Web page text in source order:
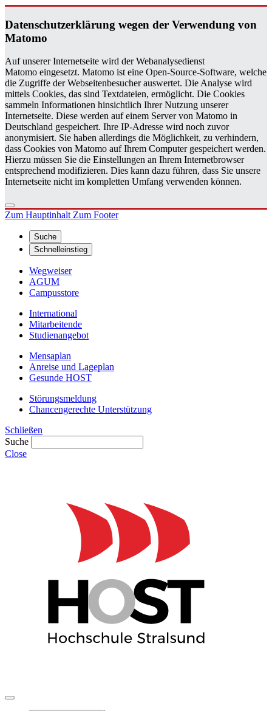
Da­ten­schutz­er­klä­rung wegen der Ver­wen­dung von
Ma­to­mo
Auf unserer Internetseite wird der Webanalysedienst
Matomo eingesetzt. Matomo ist eine Open-Source-Software, welche
die Zugriffe der Webseitenbesucher auswertet. Die Analyse wird
mittels Cookies, das sind Textdateien, ermöglicht. Die Cookies
sammeln Informationen hinsichtlich Ihrer Nutzung unserer
Internetseite. Diese werden auf einem Server von Matomo in
Deutschland gespeichert. Ihre IP-Adresse wird noch zuvor
anonymisiert. Sie haben allerdings die Möglichkeit, zu verhindern,
dass Cookies von Matomo auf Ihrem Computer gespeichert werden.
Hierzu müssen Sie die Einstellungen an Ihrem Internetbrowser
entsprechend modifizieren. Dies kann dazu führen, dass Sie unsere
Internetseite nicht im kompletten Umfang verwenden können.
Zum HauptinhaltZum Footer
Suche
Schnelleinstieg
Wegweiser
AGUM
Campusstore
International
Mitarbeitende
Studienangebot
Mensaplan
Anreise und Lageplan
Gesunde HOST
Störungsmeldung
Chancengerechte Unterstützung
Schließen
Suche
Close